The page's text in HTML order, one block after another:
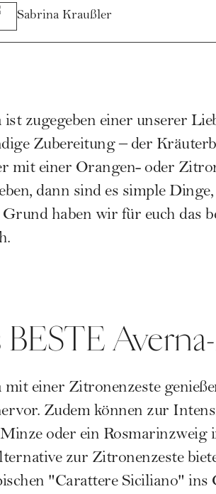
Sabrina Kraußler
ist zugegeben einer unserer
Zubereitung – der
mit einer Orangen- oder
dann sind es simple
Grund haben wir für euch das
BESTE
mit einer Zitronenzeste
Zudem können zur
Minze oder ein
zur Zitronenzeste
"Carattere Siciliano" ins